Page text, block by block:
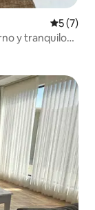
5 (7)
y tranquilo